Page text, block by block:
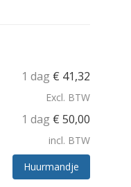
1 dag € 41,32
Excl. BTW
1 dag € 50,00
incl. BTW
Huurmandje